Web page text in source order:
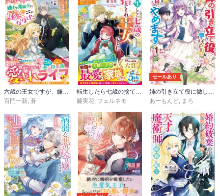
六歳の王女ですが、嫌われ竜騎士に嫁ぐことになりました～兄姉に虐げられた末っ子が、過保護に愛でられ幸せになるまで～【電子限定SS付き】
百門一新, 蒼
転生したら七歳の捨てられ王女でした～廃屋でほったらかしにされていたけど、敵国の公爵家で才能が開花しました!?～【電子限定SS付き】
藤実花, フェルネモ
セールあり
姉の引き立て役に徹してきましたが、今日でやめます
あーもんど, まろ